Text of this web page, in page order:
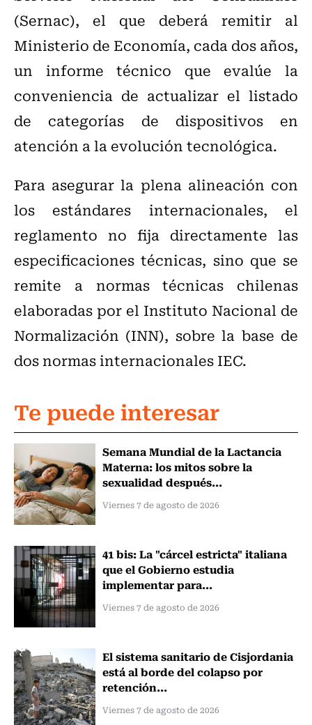
(Sernac), el que deberá remitir al
Ministerio de Economía, cada dos años,
un informe técnico que evalúe la
conveniencia de actualizar el listado
de categorías de dispositivos en
atención a la evolución tecnológica.
Para asegurar la plena alineación con
los estándares internacionales, el
reglamento no fija directamente las
especificaciones técnicas, sino que se
remite a normas técnicas chilenas
elaboradas por el Instituto Nacional de
Normalización (INN), sobre la base de
dos normas internacionales IEC.
Te puede interesar
Semana Mundial de la Lactancia
Materna: los mitos sobre la
sexualidad después...
Viernes 7 de agosto de 2026
41 bis: La "cárcel estricta" italiana
que el Gobierno estudia
implementar para...
Viernes 7 de agosto de 2026
El sistema sanitario de Cisjordania
está al borde del colapso por
retención...
Viernes 7 de agosto de 2026